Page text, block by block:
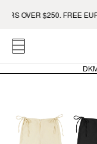
OVER $250. FREE